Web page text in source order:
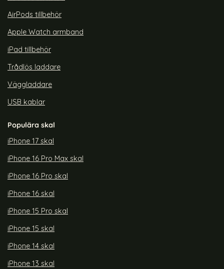
AirPods tillbehör
Apple Watch armband
iPad tillbehör
Trådlös laddare
Väggladdare
USB kablar
Populära skal
iPhone 17 skal
iPhone 16 Pro Max skal
iPhone 16 Pro skal
iPhone 16 skal
iPhone 15 Pro skal
iPhone 15 skal
iPhone 14 skal
iPhone 13 skal